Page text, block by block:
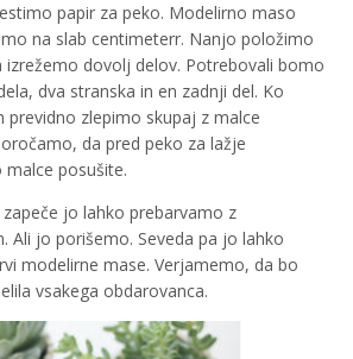
papir za peko. Modelirno maso
na slab centimeterr. Nanjo položimo
izrežemo dovolj delov. Potrebovali bomo
dva stranska in en zadnji del. Ko
previdno zlepimo skupaj z malce
da pred peko za lažje
posušite.
jo lahko prebarvamo z
Ali jo porišemo. Seveda pa jo lahko
modelirne mase. Verjamemo, da bo
vsakega obdarovanca.